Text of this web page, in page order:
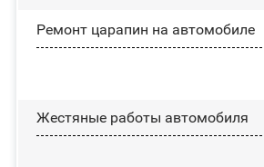
Ремонт царапин на автомобиле
Жестяные работы автомобиля